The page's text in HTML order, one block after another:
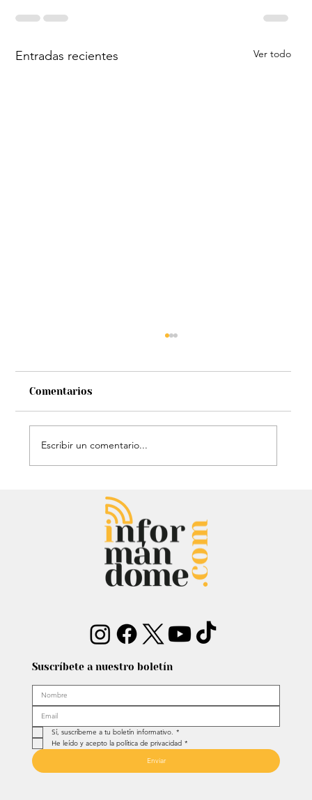
Entradas recientes Ver todo
Estatua de John Lennon, que era de
Carlos Lehder, regresó al Quindío y
reabrió debate sobre memoria y
narcotráfico
Comentarios
Escribir un comentario...
Suscríbete a nuestro boletín
Sí, suscríbeme a tu boletín informativo. *
He leído y acepto la política de privacidad *
Enviar